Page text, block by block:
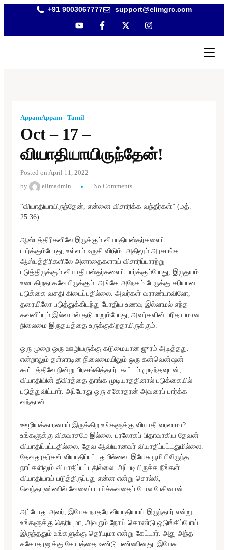
+91 9003067777 support@elimgrc.com
AppamAppam - Tamil
Oct – 17 –
வியாதியாயிருந்தேன்!
Posted on April 11, 2022
by
elimadmin No Comments
“வியாதியாயிருந்தேன், என்னை விசாரிக்க வந்தீர்கள்” (மத்.
25:36).
ஆஸ்பத்திரிகளிலே இருக்கும் வியாதியஸ்தர்களைப்
பார்க்கும்போது, உள்ளம் உருகி விடும். அதிலும் அரசாங்க
ஆஸ்பத்திரிகளிலே அனாதைகளாய் விசாரிப்பாரற்று
படுத்திருக்கும் வியாதியஸ்தர்களைப் பார்க்கும்போது, இருதயம்
உடைகிறதாகவேயிருக்கும். அங்கே அநேகம் பேருக்கு சரியான
படுக்கை வசதி கிடைப்பதில்லை. அவர்கள் வராண்டாவிலோ,
தரையிலோ படுத்துக்கிடந்து போதிய உணவு இல்லாமல் எந்த
கவனிப்பும் இல்லாமல் தடுமாறும்போது, அவர்களின் பரிதாபமான
நிலைமை இருதயத்தை உருக்குகிறதாயிருக்கும்.
ஒரு முறை ஒரு ஊழியருக்கு கடுமையான ஜுரம் அடித்தது.
என்றாலும் தள்ளாடின நிலைமையிலும் ஒரு கன்வென்ஷன்
கூட்டத்திலே நின்று பிரசங்கித்தார். கூட்டம் முடிந்தவுடன்,
வியாதியின் தீவிரத்தை தாங்க முடியாததினால் படுக்கையில்
படுத்துவிட்டார். அப்போது ஒரு சகோதரன் அவரைப் பார்க்க
வந்தான்.
ஊழியக்காரனாய் இருக்கிற உங்களுக்கு வியாதி வரலாமா?
உங்களுக்கு விசுவாசமே இல்லை. பரலோகப் பிதாவாகிய தேவன்
வியாதிப்பட்டதில்லை. தேவ ஆவியானவர் வியாதிப்பட்டதுமில்லை.
தேவதூதர்கள் வியாதிப்பட்டதுமில்லை. இயேசு பூமியிலிருந்த
நாட்களிலும் வியாதிப்பட்டதில்லை. அப்படியிருக்க நீங்கள்
வியாதியாய் படுத்திருப்பது என்ன என்று சொல்லி,
வெந்தபுண்ணில் வேலைப் பாய்ச்சுவதைப் போல பேசினான்.
அப்போது அவர், இயேசு நாதரே வியாதியாய் இருந்தார் என்று
உங்களுக்கு தெரியுமா, அவரும் நோய் கொண்டு ஒடுங்கிப்போய்
இருந்ததும் உங்களுக்கு தெரியுமா என்று கேட்டார். அது அந்த
சகோதரனுக்கு கோபத்தை உண்டு பண்ணினது. இயேசு